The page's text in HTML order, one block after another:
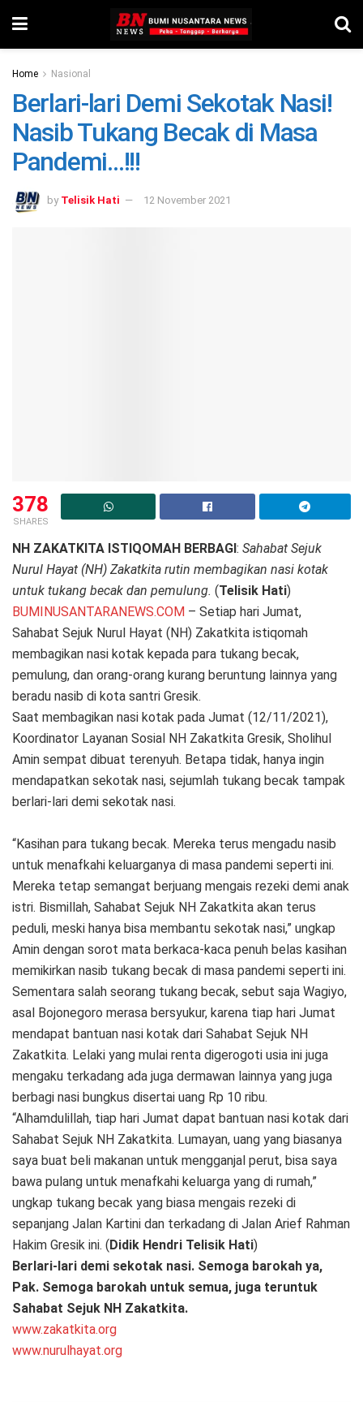
Home Nasional
Berlari-lari Demi Sekotak Nasi!
Nasib Tukang Becak di Masa
Pandemi…!!!
by Telisik Hati 12 November 2021
378
SHARES
NH ZAKATKITA ISTIQOMAH BERBAGI: Sahabat Sejuk
Nurul Hayat (NH) Zakatkita rutin membagikan nasi kotak
untuk tukang becak dan pemulung. (Telisik Hati)
BUMINUSANTARANEWS.COM – Setiap hari Jumat,
Sahabat Sejuk Nurul Hayat (NH) Zakatkita istiqomah
membagikan nasi kotak kepada para tukang becak,
pemulung, dan orang-orang kurang beruntung lainnya yang
beradu nasib di kota santri Gresik.
Saat membagikan nasi kotak pada Jumat (12/11/2021),
Koordinator Layanan Sosial NH Zakatkita Gresik, Sholihul
Amin sempat dibuat terenyuh. Betapa tidak, hanya ingin
mendapatkan sekotak nasi, sejumlah tukang becak tampak
berlari-lari demi sekotak nasi.
“Kasihan para tukang becak. Mereka terus mengadu nasib
untuk menafkahi keluarganya di masa pandemi seperti ini.
Mereka tetap semangat berjuang mengais rezeki demi anak
istri. Bismillah, Sahabat Sejuk NH Zakatkita akan terus
peduli, meski hanya bisa membantu sekotak nasi,” ungkap
Amin dengan sorot mata berkaca-kaca penuh belas kasihan
memikirkan nasib tukang becak di masa pandemi seperti ini.
Sementara salah seorang tukang becak, sebut saja Wagiyo,
asal Bojonegoro merasa bersyukur, karena tiap hari Jumat
mendapat bantuan nasi kotak dari Sahabat Sejuk NH
Zakatkita. Lelaki yang mulai renta digerogoti usia ini juga
mengaku terkadang ada juga dermawan lainnya yang juga
berbagi nasi bungkus disertai uang Rp 10 ribu.
“Alhamdulillah, tiap hari Jumat dapat bantuan nasi kotak dari
Sahabat Sejuk NH Zakatkita. Lumayan, uang yang biasanya
saya buat beli makanan untuk mengganjal perut, bisa saya
bawa pulang untuk menafkahi keluarga yang di rumah,”
ungkap tukang becak yang biasa mengais rezeki di
sepanjang Jalan Kartini dan terkadang di Jalan Arief Rahman
Hakim Gresik ini. ( Didik Hendri Telisik Hati)
Berlari-lari demi sekotak nasi. Semoga barokah ya,
Pak. Semoga barokah untuk semua, juga teruntuk
Sahabat Sejuk NH Zakatkita.
www.zakatkita.org
www.nurulhayat.org